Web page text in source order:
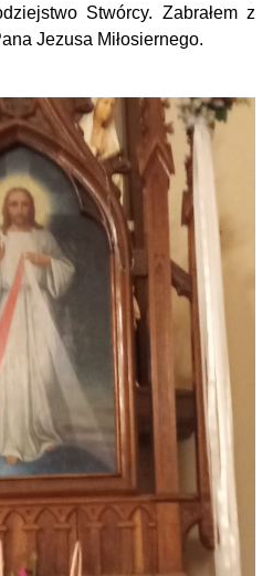
Stwórcy. Zabrałem z
Jezusa Miłosiernego.